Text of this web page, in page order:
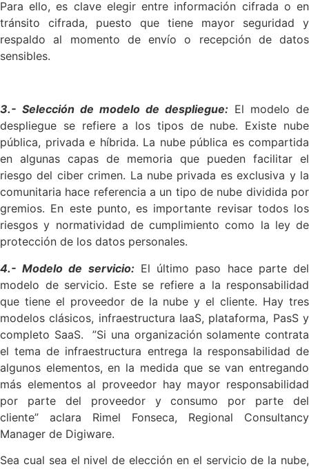
Para ello, es clave elegir entre información cifrada o en
tránsito cifrada, puesto que tiene mayor seguridad y
respaldo al momento de envío o recepción de datos
sensibles.
3.- Selección de modelo de despliegue: El modelo de
despliegue se refiere a los tipos de nube. Existe nube
pública, privada e híbrida. La nube pública es compartida
en algunas capas de memoria que pueden facilitar el
riesgo del ciber crimen. La nube privada es exclusiva y la
comunitaria hace referencia a un tipo de nube dividida por
gremios. En este punto, es importante revisar todos los
riesgos y normatividad de cumplimiento como la ley de
protección de los datos personales.
4.- Modelo de servicio: El último paso hace parte del
modelo de servicio. Este se refiere a la responsabilidad
que tiene el proveedor de la nube y el cliente. Hay tres
modelos clásicos, infraestructura IaaS, plataforma, PasS y
completo SaaS. ”Si una organización solamente contrata
el tema de infraestructura entrega la responsabilidad de
algunos elementos, en la medida que se van entregando
más elementos al proveedor hay mayor responsabilidad
por parte del proveedor y consumo por parte del
cliente” aclara Rimel Fonseca, Regional Consultancy
Manager de Digiware.
Sea cual sea el nivel de elección en el servicio de la nube,